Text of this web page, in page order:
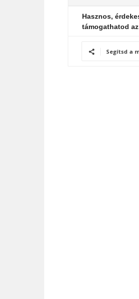
Hasznos,
támogathatod
Segítsd a